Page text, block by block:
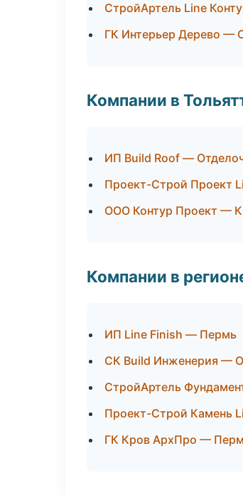
СтройАртель Line
ГК Интерьер Дерево —
Компании в
ИП Build Roof —
Проект-Строй Проект
ООО Контур Проект —
Компании в
ИП Line Finish — Пермь
СК Build Инженерия —
СтройАртель
Проект-Строй Камень
ГК Кров АрхПро —